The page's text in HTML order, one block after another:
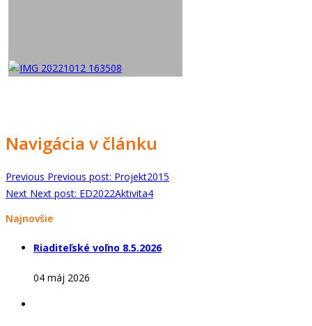
Navigácia v článku
Previous Previous post: Projekt2015
Next Next post: ED2022Aktivita4
Najnovšie
Riaditeľské voľno 8.5.2026
04 máj 2026